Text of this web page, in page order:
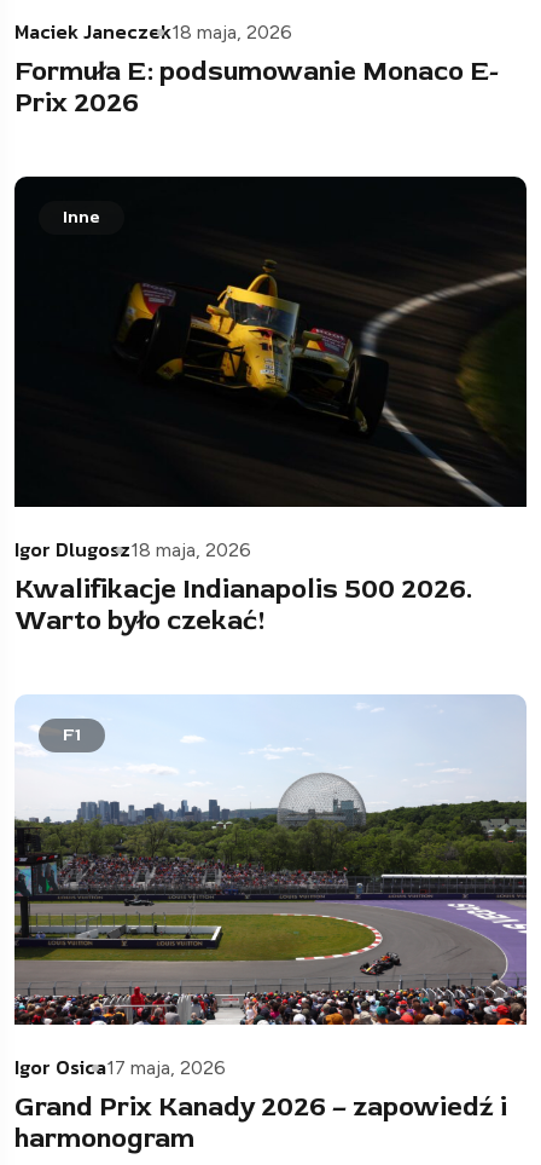
Maciek Janeczek18 maja, 2026
Formuła E: podsumowanie Monaco E-
Prix 2026
Inne
Igor Dlugosz18 maja, 2026
Kwalifikacje Indianapolis 500 2026.
Warto było czekać!
F1
Igor Osica17 maja, 2026
Grand Prix Kanady 2026 – zapowiedź i
harmonogram